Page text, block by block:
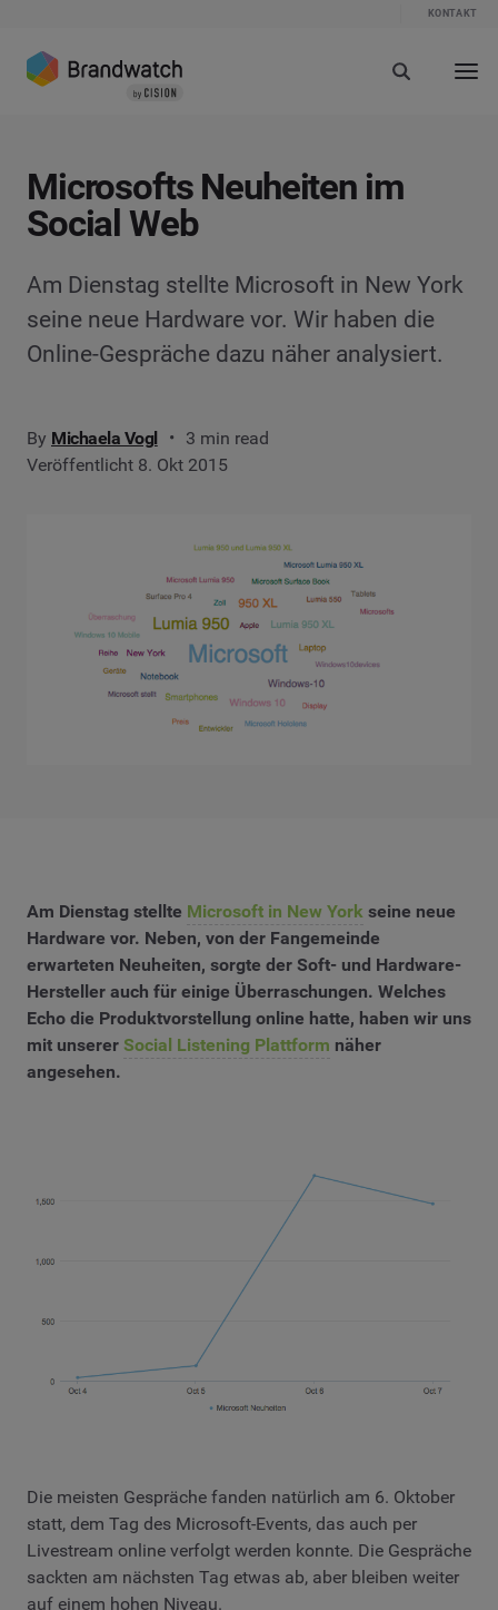
KONTAKT
Microsofts Neuheiten im
Social Web
Am Dienstag stellte Microsoft in New York
seine neue Hardware vor. Wir haben die
Online-Gespräche dazu näher analysiert.
By Michaela Vogl
3 min read
Veröffentlicht 8. Okt 2015
Am Dienstag stellte Microsoft in New York seine neue
Hardware vor. Neben, von der Fangemeinde
erwarteten Neuheiten, sorgte der Soft- und Hardware-
Hersteller auch für einige Überraschungen. Welches
Echo die Produktvorstellung online hatte, haben wir uns
mit unserer Social Listening Plattform näher
angesehen.
Die meisten Gespräche fanden natürlich am 6. Oktober
statt, dem Tag des Microsoft-Events, das auch per
Livestream online verfolgt werden konnte. Die Gespräche
sackten am nächsten Tag etwas ab, aber bleiben weiter
auf einem hohen Niveau.